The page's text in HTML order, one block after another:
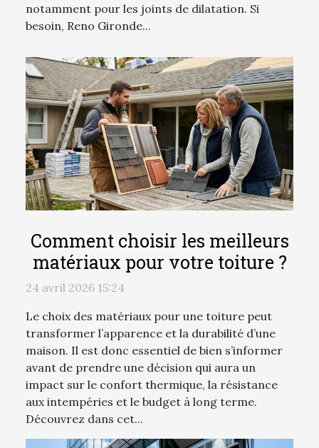
notamment pour les joints de dilatation. Si
besoin, Reno Gironde...
Comment choisir les meilleurs
matériaux pour votre toiture ?
24 avril 2026 15:24
Le choix des matériaux pour une toiture peut
transformer l’apparence et la durabilité d’une
maison. Il est donc essentiel de bien s’informer
avant de prendre une décision qui aura un
impact sur le confort thermique, la résistance
aux intempéries et le budget à long terme.
Découvrez dans cet...